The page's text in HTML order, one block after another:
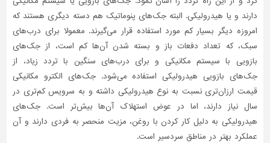
و
ساز
تاسیسات
ساختمان
شهرسازی،
ترافیک
و
سازه
سایر
دارند و یا هیدرولیکی. البته جک‌های پنوماتیک هم دسته دیگری هستند که
امروزه دیگر بسیار کم مورد استفاده قرار می‌گیرند. معمولا برای درب‌های
سبک، که تعداد دفعات باز و بسته شدن آن‌ها کم است، از جک‌های
بازویی با سیستم مکانیکی و برای درب‌های سنگین با تردد زیاد، از
جک‌های بازویی هیدرولیکی استفاده می‌شود. جک‌های الکترو مکانیکی
قیمت ارزان‌تری نسبت به نوع هیدرولیکی داشته و به سرویس کم‌تری در
سال نیاز دارند، اما در عوض استهلاک آن‌ها بیش‌تر است. جک‌های
هیدرولیکی به دلیل کار کردن با روغن، مزیت منحصر به فردی دارند و آن
عملکرد بهتر در مناطق سردسیر است.